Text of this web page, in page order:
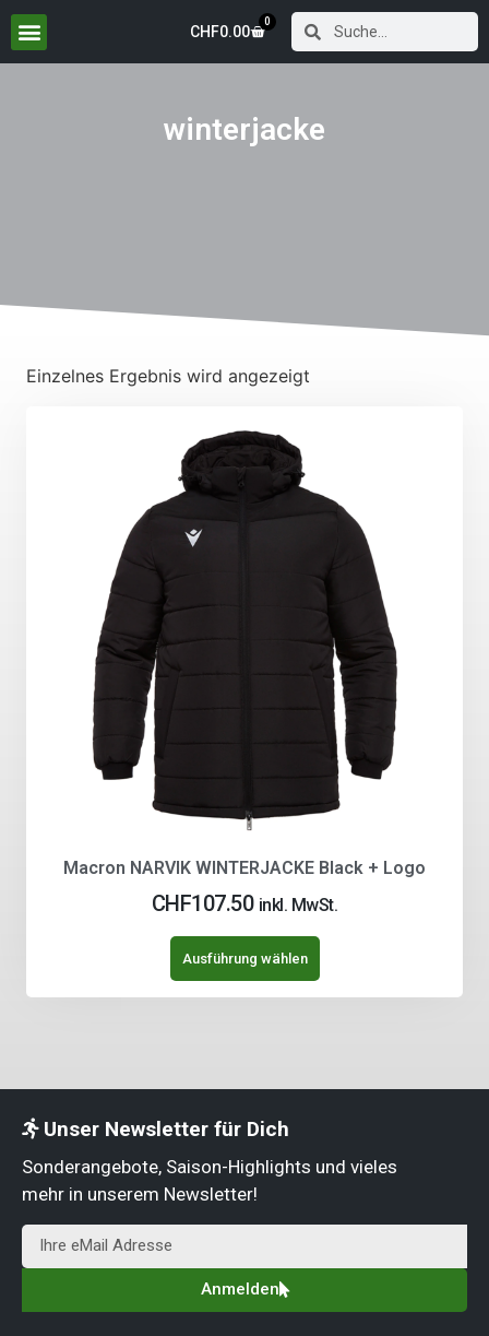
CHF0.00
0
winterjacke
Einzelnes Ergebnis wird angezeigt
Macron NARVIK WINTERJACKE Black + Logo
CHF107.50 inkl. MwSt.
Ausführung wählen
Unser Newsletter für Dich
Sonderangebote, Saison-Highlights und vieles
mehr in unserem Newsletter!
Anmelden